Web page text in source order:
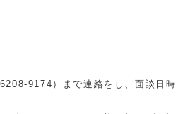
9174）まで連絡をし、面談日時